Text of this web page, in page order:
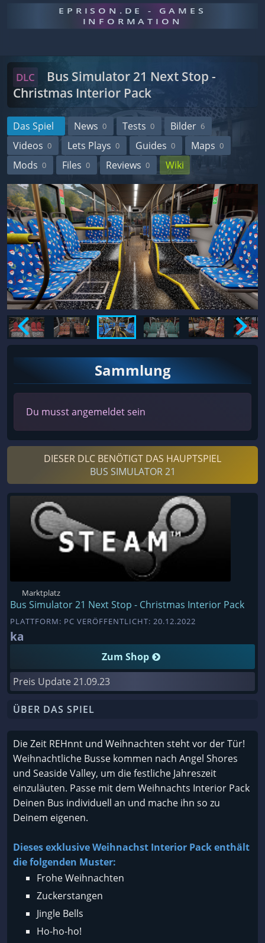
EPRISON.DE - GAMES
INFORMATION
DLC
Bus Simulator 21 Next Stop -
Christmas Interior Pack
Das Spiel News 0 Tests 0 Bilder 6
Videos 0 Lets Plays 0 Guides 0 Maps 0
Mods 0 Files 0 Reviews 0 Wiki
Sammlung
Du musst angemeldet sein
DIESER DLC BENÖTIGT DAS HAUPTSPIEL
BUS SIMULATOR 21
Marktplatz
Bus Simulator 21 Next Stop - Christmas Interior Pack
PLATTFORM: PC VERÖFFENTLICHT: 20.12.2022
ka
Zum Shop
Preis Update 21.09.23
ÜBER DAS SPIEL
Die Zeit REHnnt und Weihnachten steht vor der Tür!
Weihnachtliche Busse kommen nach Angel Shores
und Seaside Valley, um die festliche Jahreszeit
einzuläuten. Passe mit dem Weihnachts Interior Pack
Deinen Bus individuell an und mache ihn so zu
Deinem eigenen.
Dieses exklusive Weihnachst Interior Pack enthält
die folgenden Muster:
Frohe Weihnachten
Zuckerstangen
Jingle Bells
Ho-ho-ho!